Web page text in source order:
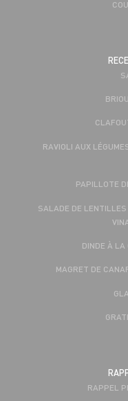
RAVIOLI AUX
PAPILLOTE
SALADE DE
DINDE À LA
MAGRET DE
RAPPEL